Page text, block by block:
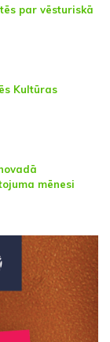
par vēsturiskā
Kultūras
mēnesi